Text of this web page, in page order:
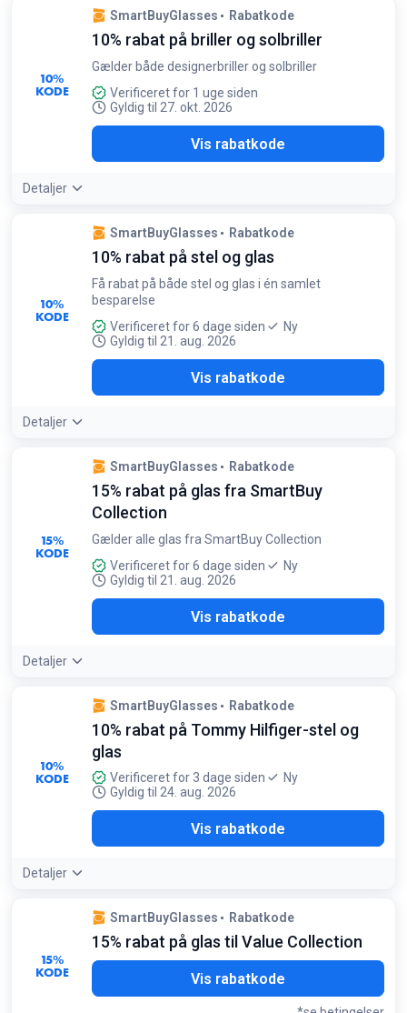
10%
KODE
SmartBuyGlasses Rabatkode
10% rabat på briller og solbriller
Gælder både designerbriller og solbriller
Verificeret for 1 uge siden
Gyldig til 27. okt. 2026
Vis rabatkode
Detaljer
10%
KODE
SmartBuyGlasses Rabatkode
10% rabat på stel og glas
Få rabat på både stel og glas i én samlet
besparelse
Verificeret for 6 dage siden
Ny
Gyldig til 21. aug. 2026
Vis rabatkode
Detaljer
15%
KODE
SmartBuyGlasses Rabatkode
15% rabat på glas fra SmartBuy
Collection
Gælder alle glas fra SmartBuy Collection
Verificeret for 6 dage siden
Ny
Gyldig til 21. aug. 2026
Vis rabatkode
Detaljer
10%
KODE
SmartBuyGlasses Rabatkode
10% rabat på Tommy Hilfiger-stel og
glas
Verificeret for 3 dage siden
Ny
Gyldig til 24. aug. 2026
Vis rabatkode
Detaljer
15%
KODE
SmartBuyGlasses Rabatkode
15% rabat på glas til Value Collection
Vis rabatkode